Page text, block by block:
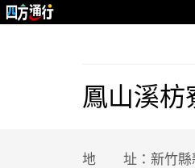
鳳山溪枋
地 址：新竹縣